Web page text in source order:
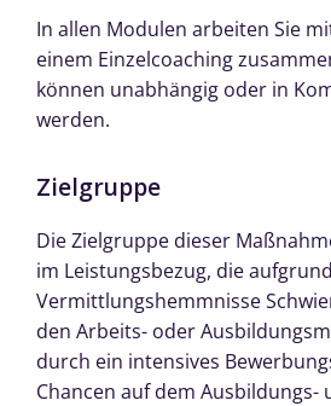
In allen Modulen arbeiten Sie
einem Einzelcoaching
können unabhängig oder in
werden.
Zielgruppe
Die Zielgruppe dieser
im Leistungsbezug, die
Vermittlungshemmnisse
den Arbeits- oder
durch ein intensives
Chancen auf dem